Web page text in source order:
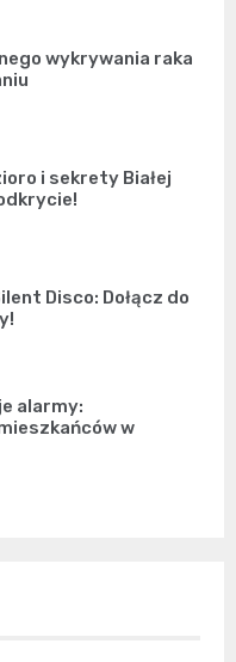
wykrywania raka
i sekrety Białej
Disco: Dołącz do
alarmy:
w